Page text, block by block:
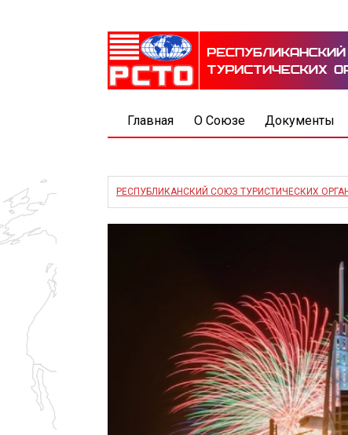
Главная О Союзе Документы
РЕСПУБЛИКАНСКИЙ СОЮЗ ТУРИСТИЧЕСКИХ